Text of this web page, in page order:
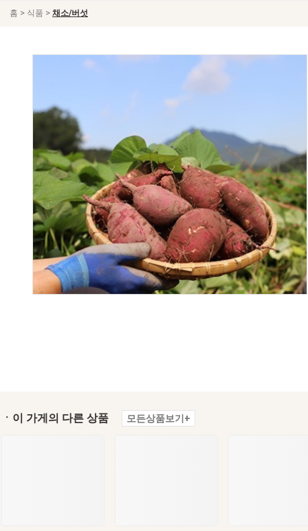
홈 > 식품 > 채소/버섯
ㆍ이 가게의 다른 상품 모든상품보기+